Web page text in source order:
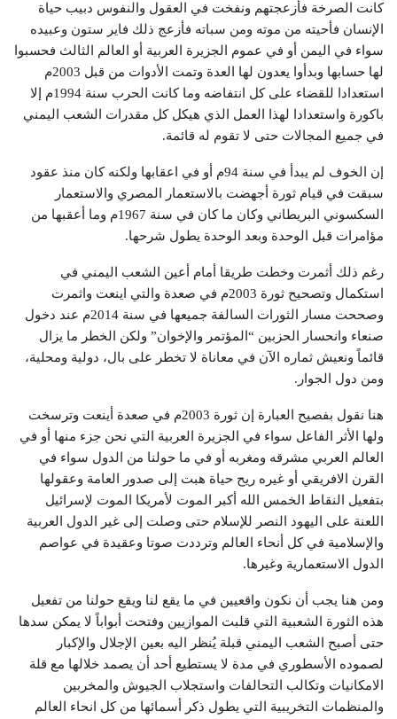
كانت الصرخة فأزعجتهم ونفخت في العقول والنفوس دبيب حياة
الإنسان فأحيته من موته ومن سباته فأزعج ذلك فاير ستون وعبيده
سواء في اليمن أو في عموم الجزيرة العربية أو العالم الثالث فحسبوا
لها حسابها وبدأوا يعدون لها العدة وتمت الأدوات من قبل 2003م
استعدادا للقضاء على كل انتفاضه وما كانت الحرب سنة 1994م إلا
باكورة واستعدادا لهذا العمل الذي هيكل كل مقدرات الشعب اليمني
في جميع المجالات حتى لا تقوم له قائمة.
إن الخوف لم يبدأ في سنة 94م أو في اعقابها ولكنه كان منذ عقود
سبقت في قيام ثورة أجهضت بالاستعمار المصري والاستعمار
السكسوني البريطاني وكان ما كان في سنة 1967م وما أعقبها من
مؤامرات قبل الوحدة وبعد الوحدة يطول شرحها.
رغم ذلك أثمرت وخطت طريقا أمام أعين الشعب اليمني في
استكمال وتصحيح ثورة 2003م في صعدة والتي اينعت واثمرت
وصححت مسار الثورات السالفة جميعها في سنة 2014م عند دخول
صنعاء وانحسار الحزبين “المؤتمر والإخوان” ولكن الخطر ما يزال
قائماً ونعيش ثماره الآن في معاناة لا تخطر على بال، دولية ومحلية،
ومن دول الجوار.
هنا نقول بفصيح العبارة إن ثورة 2003م في صعدة أينعت وترسخت
ولها الأثر الفاعل سواء في الجزيرة العربية التي نحن جزء منها أو في
العالم العربي مشرقه ومغربه أو في ما حولنا من الدول سواء في
القرن الافريقي أو غيره ريح حياة هبت إلى صدور العامة وعقولها
بتفعيل النقاط الخمس الله أكبر الموت لأمريكا الموت لإسرائيل
اللعنة على اليهود النصر للإسلام حتى وصلت إلى غير الدول العربية
والإسلامية في كل أنحاء العالم وترددت صوتا وعقيدة في عواصم
الدول الاستعمارية وغيرها.
ومن هنا يجب أن نكون واقعيين في ما يقع لنا ويقع حولنا من تفعيل
هذه الثورة الشعبية التي قلبت الموازيين وفتحت أبواباً لا يمكن سدها
حتى أصبح الشعب اليمني قبلة يُنظر اليه بعين الإجلال والإكبار
لصموده الأسطوري في مدة لا يستطيع أحد أن يصمد خلالها مع قلة
الامكانيات وتكالب التحالفات واستجلاب الجيوش والمخربين
والمنظمات التخريبية التي يطول ذكر أسمائها من كل انحاء العالم